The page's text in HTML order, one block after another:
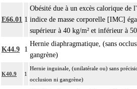
E66.01 1
Obésité due à un excès calorique de
indice de masse corporelle [IMC]
supérieur à 40 kg/m² et inférieur à
K44.9 1
Hernie diaphragmatique, (sans
gangrène)
K40.9 1
Hernie inguinale, (unilatérale ou) sans
occlusion ni gangrène)